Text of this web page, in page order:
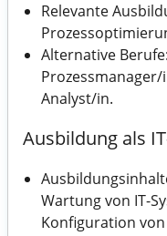
Relevante
Alternative
Analyst/in.
Ausbildung als
Wartung von IT-
Konfiguration